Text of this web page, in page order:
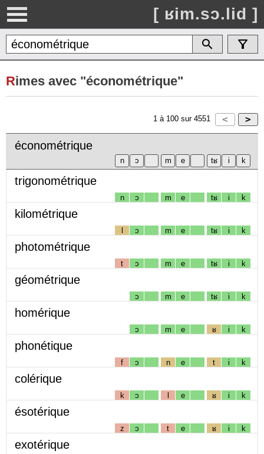
[ ʁim.sɔ.lid ]
Rimes avec "économétrique"
1 à 100 sur 4551
économétrique
trigonométrique
n ɔ m e tʁ i k
kilométrique
l ɔ m e tʁ i k
photométrique
t ɔ m e tʁ i k
géométrique
ɔ m e tʁ i k
homérique
ɔ m e ʁ i k
phonétique
f ɔ n e t i k
colérique
k ɔ l e ʁ i k
ésotérique
z ɔ t e ʁ i k
exotérique